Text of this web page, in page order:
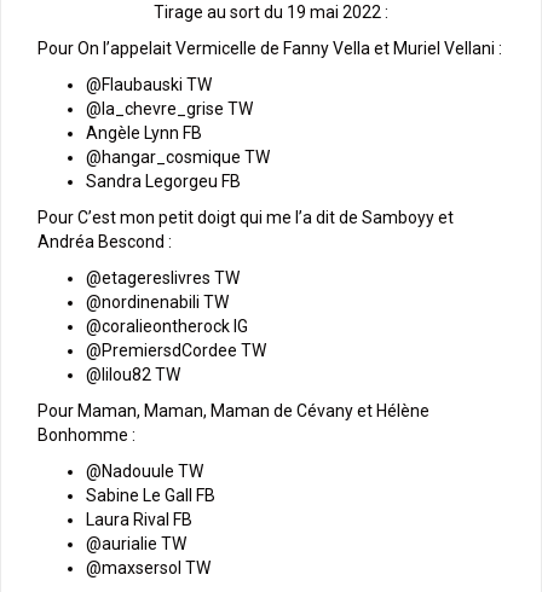
Tirage au sort du 19 mai 2022 :
Pour On l’appelait Vermicelle de Fanny Vella et Muriel Vellani :
@Flaubauski TW
@la_chevre_grise TW
Angèle Lynn FB
@hangar_cosmique TW
Sandra Legorgeu FB
Pour C’est mon petit doigt qui me l’a dit de Samboyy et
Andréa Bescond :
@etagereslivres TW
@nordinenabili TW
@coralieontherock IG
@PremiersdCordee TW
@lilou82 TW
Pour Maman, Maman, Maman de Cévany et Hélène
Bonhomme :
@Nadouule TW
Sabine Le Gall FB
Laura Rival FB
@aurialie TW
@maxsersol TW